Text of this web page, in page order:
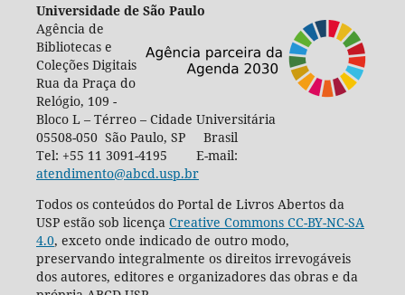
Universidade de São Paulo
Agência de
Bibliotecas e
Coleções Digitais
Rua da Praça do
Relógio, 109 -
Bloco L – Térreo – Cidade Universitária
05508-050 São Paulo, SP Brasil
Tel: +55 11 3091-4195 E-mail:
atendimento@abcd.usp.br
Todos os conteúdos do Portal de Livros Abertos da
USP estão sob licença Creative Commons CC-BY-NC-SA
4.0, exceto onde indicado de outro modo,
preservando integralmente os direitos irrevogáveis
dos autores, editores e organizadores das obras e da